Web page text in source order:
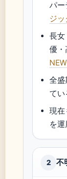
パー
ジッ
長
優・
全盛
てい
現在
を運
2 不